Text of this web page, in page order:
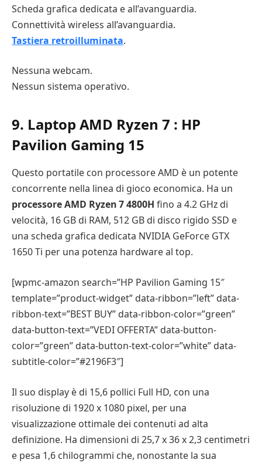
Scheda grafica dedicata e all’avanguardia.
Connettività wireless all’avanguardia.
Tastiera retroilluminata.
Nessuna webcam.
Nessun sistema operativo.
9. Laptop AMD Ryzen 7 : HP
Pavilion Gaming 15
Questo portatile con processore AMD è un potente
concorrente nella linea di gioco economica. Ha un
processore AMD Ryzen 7 4800H fino a 4.2 GHz di
velocità, 16 GB di RAM, 512 GB di disco rigido SSD e
una scheda grafica dedicata NVIDIA GeForce GTX
1650 Ti per una potenza hardware al top.
[wpmc-amazon search=”HP Pavilion Gaming 15″
template=”product-widget” data-ribbon=”left” data-
ribbon-text=”BEST BUY” data-ribbon-color=”green”
data-button-text=”VEDI OFFERTA” data-button-
color=”green” data-button-text-color=”white” data-
subtitle-color=”#2196F3″]
Il suo display è di 15,6 pollici Full HD, con una
risoluzione di 1920 x 1080 pixel, per una
visualizzazione ottimale dei contenuti ad alta
definizione. Ha dimensioni di 25,7 x 36 x 2,3 centimetri
e pesa 1,6 chilogrammi che, nonostante la sua